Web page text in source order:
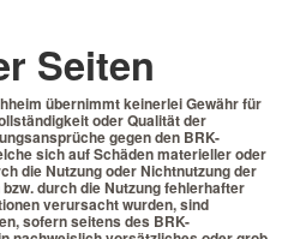
Seiten
übernimmt keinerlei Gewähr für
oder Qualität der
gegen den BRK-
sich auf Schäden materieller oder
die Nutzung oder Nichtnutzung der
durch die Nutzung fehlerhafter
verursacht wurden, sind
sofern seitens des BRK-